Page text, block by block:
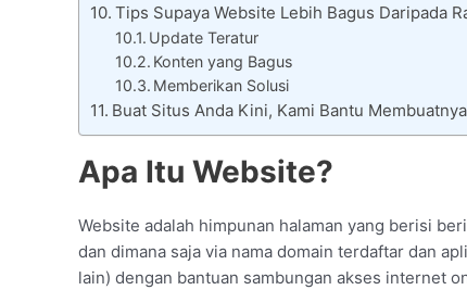
Tips Supaya Website Lebih Bagus Daripada
Update Teratur
Konten yang Bagus
Memberikan Solusi
Buat Situs Anda Kini, Kami Bantu
Apa Itu Website?
Website adalah himpunan halaman yang berisi
dan dimana saja via nama domain terdaftar dan
lain) dengan bantuan sambungan akses internet